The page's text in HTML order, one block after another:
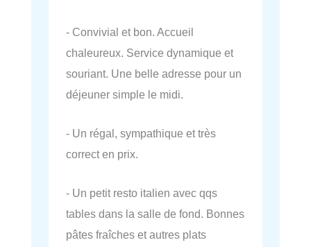
- Convivial et bon. Accueil
chaleureux. Service dynamique et
souriant. Une belle adresse pour un
déjeuner simple le midi.
- Un régal, sympathique et très
correct en prix.
- Un petit resto italien avec qqs
tables dans la salle de fond. Bonnes
pâtes fraîches et autres plats